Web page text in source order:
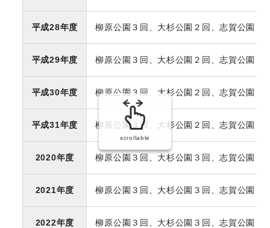
平成28年度 柳原公園３回、大杉公園２回、志賀公園
平成29年度 柳原公園３回、大杉公園２回、志賀公園
平成30年度 柳原公園３回、大杉公園２回、志賀公園
平成31年度 柳原公園３回、大杉公園２回、志賀公園
2020年度 柳原公園３回、大杉公園３回、志賀公園
2021年度 柳原公園３回、大杉公園３回、志賀公園
2022年度 柳原公園３回、大杉公園３回、志賀公園
scrollable